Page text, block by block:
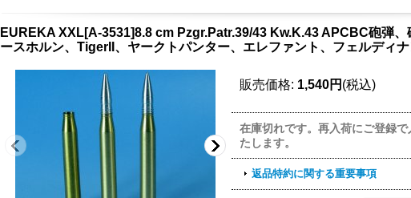
EUREKA XXL[A-3531]8.8 cm Pzgr.Patr.39/43 Kw.K.43 APCBC砲弾、
ースホルン、TigerII、ヤークトパンター、エレファント、フェルディ
販売価格: 1,540円 (税込)
在庫切れです。再入荷にご登録
たします。
返品特約に関する重要事項